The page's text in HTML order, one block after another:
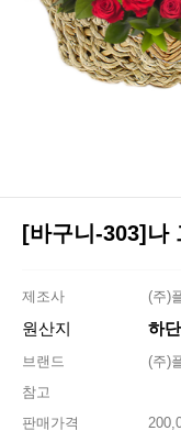
[바구니-303]나
제조사 (주)
원산지 하
브랜드
(주)
참고
판매가격